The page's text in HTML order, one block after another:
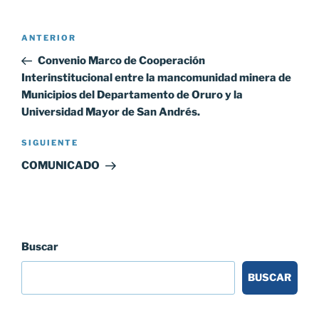
Navegación
entradas
Entrada
anterior:
ANTERIOR
Convenio Marco de Cooperación
Interinstitucional entre la mancomunidad minera de
Municipios del Departamento de Oruro y la
Universidad Mayor de San Andrés.
Siguiente
entrada
SIGUIENTE
COMUNICADO
Buscar
BUSCAR